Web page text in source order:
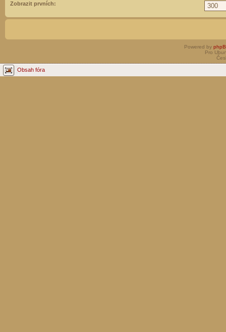
Zobrazit prvních:
Powered by
Pro
Obsah fóra